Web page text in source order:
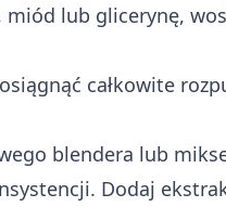
lub glicerynę,
całkowite
blendera lub
Dodaj